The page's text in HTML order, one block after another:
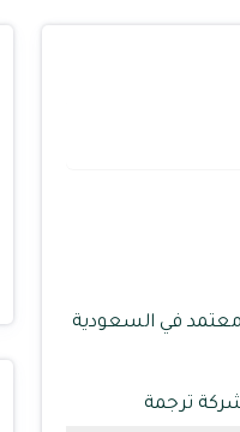
في السعودية
ترجمة